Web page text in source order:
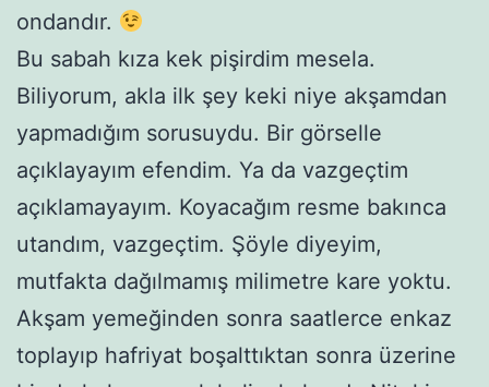
ondandır.
Bu sabah kıza kek pişirdim mesela.
Biliyorum, akla ilk şey keki niye akşamdan
yapmadığım sorusuydu. Bir görselle
açıklayayım efendim. Ya da vazgeçtim
açıklamayayım. Koyacağım resme bakınca
utandım, vazgeçtim. Şöyle diyeyim,
mutfakta dağılmamış milimetre kare yoktu.
Akşam yemeğinden sonra saatlerce enkaz
toplayıp hafriyat boşalttıktan sonra üzerine